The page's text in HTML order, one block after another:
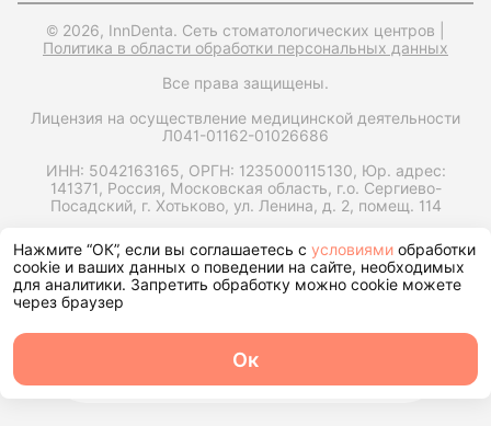
© 2026, InnDenta. Сеть стоматологических центров |
Политика в области обработки персональных данных
Все права защищены.
Лицензия на осуществление медицинской деятельности
Л041-01162-01026686
ИНН: 5042163165, ОРГН: 1235000115130, Юр. адрес:
141371, Россия, Московская область, г.о. Сергиево-
Посадский, г. Хотьково, ул. Ленина, д. 2, помещ. 114
Запрос справки на налоговый вычет
Нажмите “ОК”, если вы соглашаетесь с условиями обработки
cookie и ваших данных о поведении на сайте, необходимых
для аналитики. Запретить обработку можно cookie можете
через браузер
Ок